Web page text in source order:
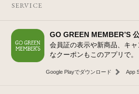
SERVICE
GO GREEN MEMBER’S
会員証の表示や新商品、キ
なクーポンもこのアプリで。
Google Playでダウンロード App